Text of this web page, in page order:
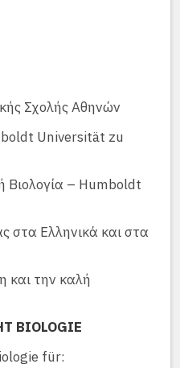
Σχολής Αθηνών
Universität zu
– Humboldt
στα Ελληνικά και στα
και την καλή
BIOLOGIE
für: